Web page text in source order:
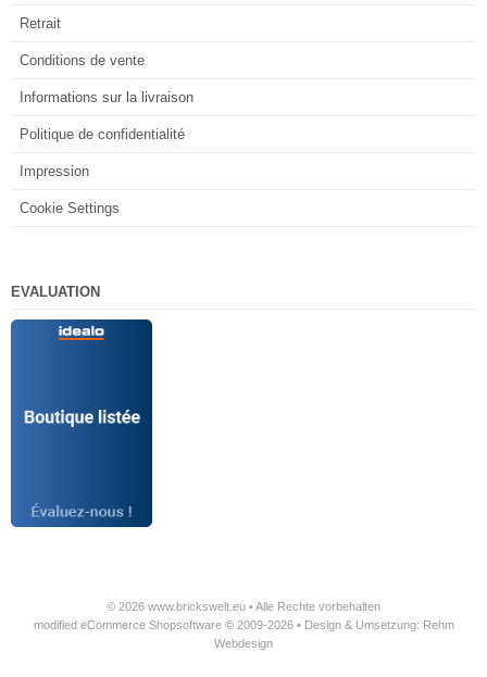
Retrait
Conditions de vente
Informations sur la livraison
Politique de confidentialité
Impression
Cookie Settings
EVALUATION
© 2026 www.brickswelt.eu • Alle Rechte vorbehalten
modified eCommerce Shopsoftware © 2009-2026 • Design & Umsetzung: Rehm
Webdesign